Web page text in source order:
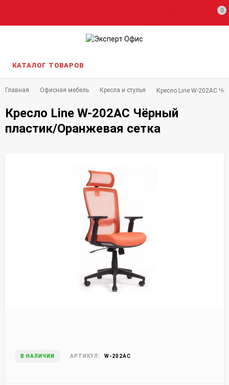
0
КАТАЛОГ ТОВАРОВ
Главная Офисная мебель Кресла и стулья Кресло Line W-202AC
Кресло Line W-202AC Чёрный
пластик/Оранжевая сетка
В НАЛИЧИИ АРТИКУЛ: W-202AC